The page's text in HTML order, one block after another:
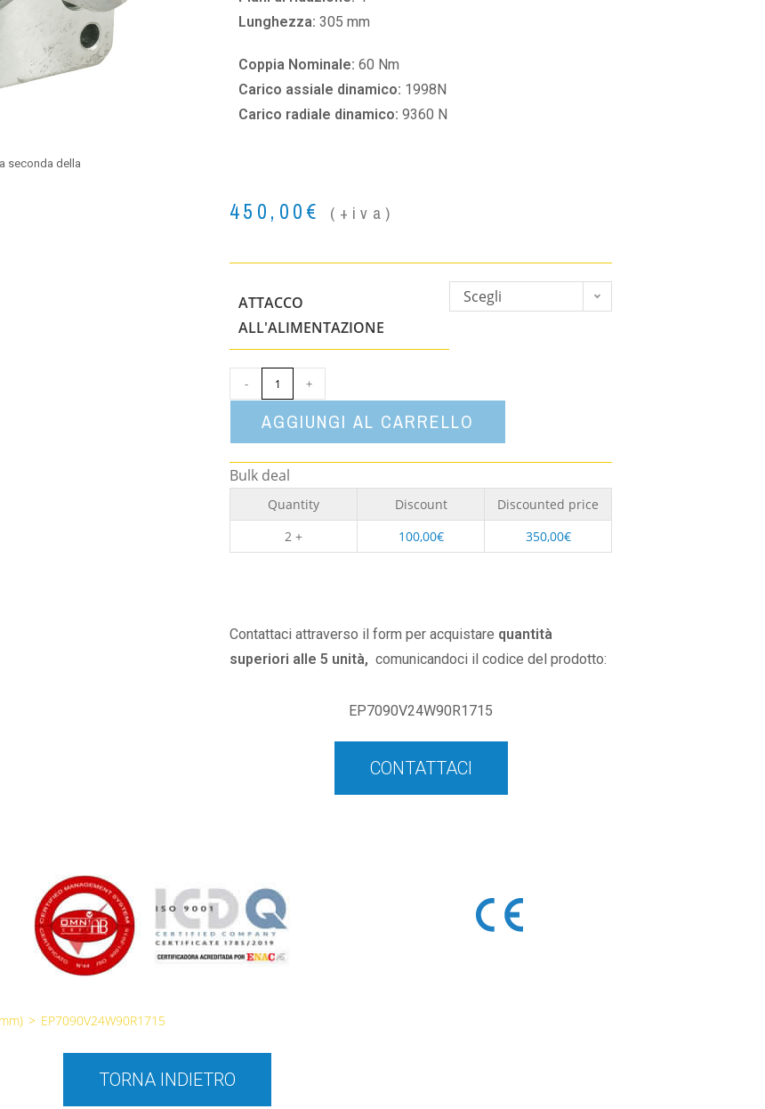
seconda della
Lunghezza: 305 mm
Coppia Nominale: 60 Nm
Carico assiale dinamico: 1998N
Carico radiale dinamico: 9360 N
450,00€ (+iva)
ATTACCO
ALL'ALIMENTAZIONE
Scegli
- +
AGGIUNGI AL CARRELLO
Bulk deal
Quantity Discount
Discounted price
2 +
100,00€ 350,00€
Contattaci attraverso il form per acquistare quantità
superiori alle 5 unità, comunicandoci il codice del prodotto:
EP7090V24W90R1715
CONTATTACI
> EP7090V24W90R1715
TORNA INDIETRO